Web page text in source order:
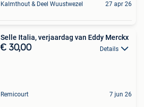
Kalmthout & Deel Wuustwezel 27 apr 26
Selle Italia, verjaardag van Eddy Merckx
€ 30,00 Details
Remicourt 7 jun 26